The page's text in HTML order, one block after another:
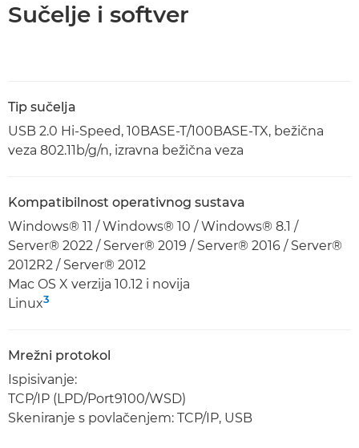
Sučelje i softver
Tip sučelja
USB 2.0 Hi-Speed, 10BASE-T/100BASE-TX, bežična
veza 802.11b/g/n, izravna bežična veza
Kompatibilnost operativnog sustava
Windows® 11 / Windows® 10 / Windows® 8.1 /
Server® 2022 / Server® 2019 / Server® 2016 / Server®
2012R2 / Server® 2012
Mac OS X verzija 10.12 i novija
Linux3
Mrežni protokol
Ispisivanje:
TCP/IP (LPD/Port9100/WSD)
Skeniranje s povlačenjem: TCP/IP, USB